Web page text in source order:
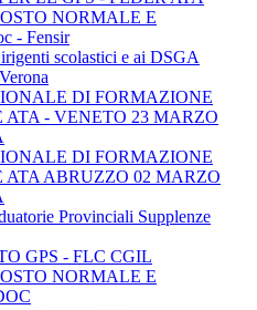
NORMALE E
- Fensir
scolastici e ai DSGA
DI FORMAZIONE
ATA - VENETO 23 MARZO
DI FORMAZIONE
ATA ABRUZZO 02 MARZO
Provinciali Supplenze
GPS - FLC CGIL
NORMALE E